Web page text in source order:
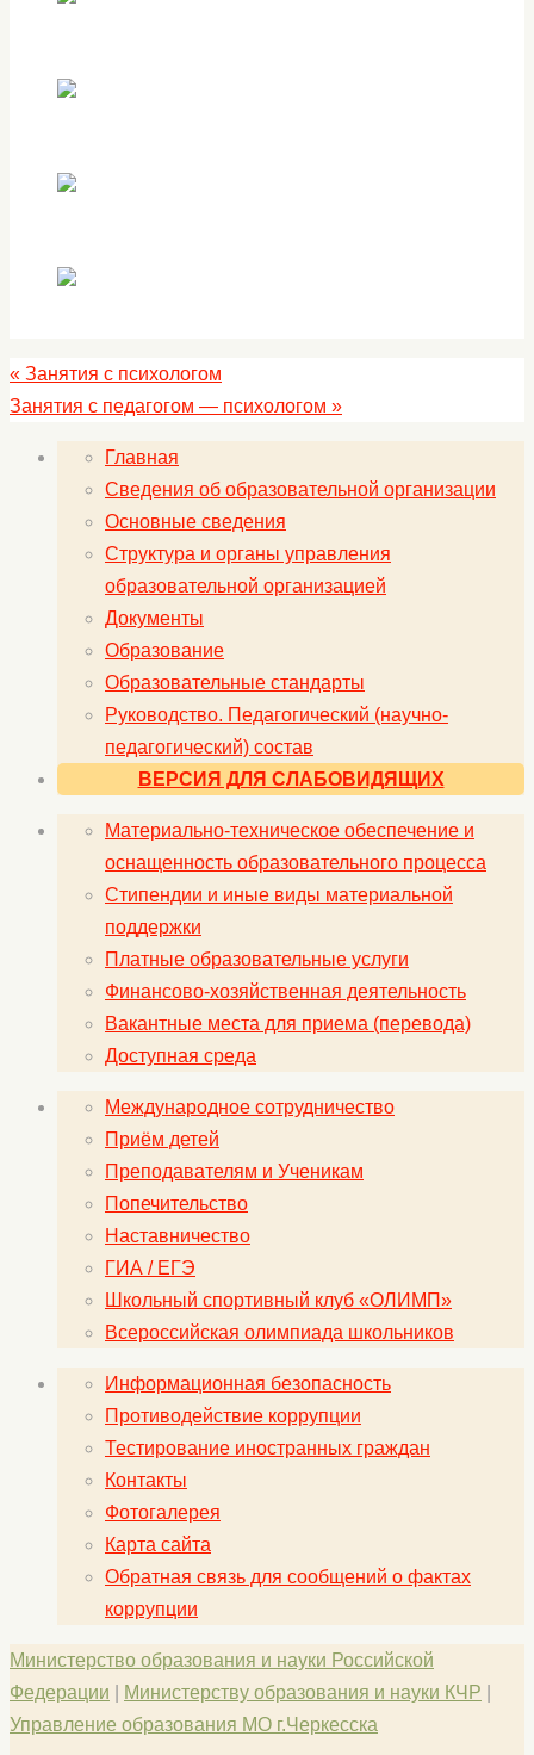
« Занятия с психологом
Занятия с педагогом — психологом »
Главная
Сведения об образовательной организации
Основные сведения
Структура и органы управления
образовательной организацией
Документы
Образование
Образовательные стандарты
Руководство. Педагогический (научно-
педагогический) состав
ВЕРСИЯ ДЛЯ СЛАБОВИДЯЩИХ
Материально-техническое обеспечение и
оснащенность образовательного процесса
Стипендии и иные виды материальной
поддержки
Платные образовательные услуги
Финансово-хозяйственная деятельность
Вакантные места для приема (перевода)
Доступная среда
Международное сотрудничество
Приём детей
Преподавателям и Ученикам
Попечительство
Наставничество
ГИА / ЕГЭ
Школьный спортивный клуб «ОЛИМП»
Всероссийская олимпиада школьников
Информационная безопасность
Противодействие коррупции
Тестирование иностранных граждан
Контакты
Фотогалерея
Карта сайта
Обратная связь для сообщений о фактах
коррупции
Министерство образования и науки Российской
Федерации
Министерству образования и науки КЧР
Управление образования МО г.Черкесска